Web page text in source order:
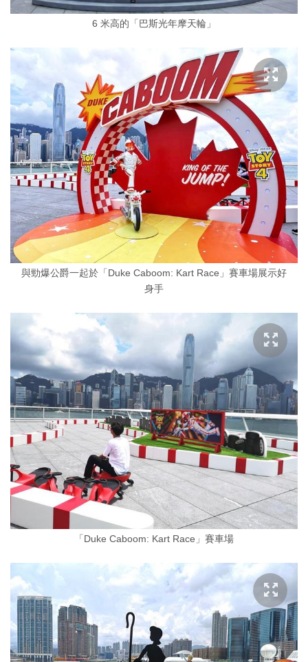
6 米高的「巴斯光年摩天輪」
與勁爆公爵一起於「Duke Caboom: Kart Race」賽車場展示好
身手
「Duke Caboom: Kart Race」賽車場